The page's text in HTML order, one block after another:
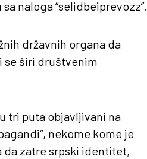
naloga “selidbeiprevozz”.
državnih organa da
se širi društvenim
tri puta objavljivani na
nekome kome je
da zatre srpski identitet,